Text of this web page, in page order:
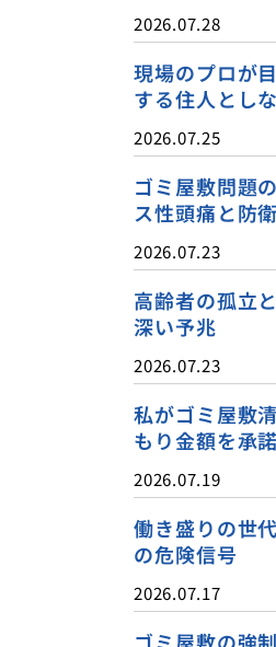
2026.07.28
現場のプロが
する住人とし
2026.07.25
ゴミ屋敷問題
ス性頭痛と防
2026.07.23
高齢者の孤立
深い予兆
2026.07.23
私がゴミ屋敷
もり金額を承
2026.07.19
働き盛りの世
の危険信号
2026.07.17